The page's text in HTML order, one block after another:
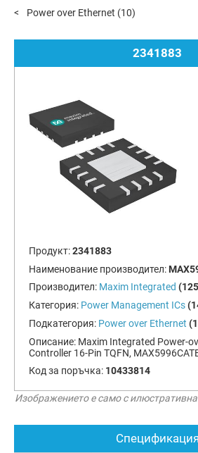
Power over Ethernet (10)
2341883
Продукт:2341883
Наименование производител:
Производител: Maxim Integrated
Категория: Power Management ICs
Подкатегория: Power over Ethernet
Описание: Maxim Integrated Power-
Controller 16-Pin TQFN,
Код за поръчка: 10433814
Изображението е само с
Спецификация